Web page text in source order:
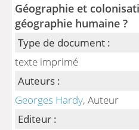
Géographie et
géographie humaine ?
Type de document :
texte imprimé
Auteurs :
Georges Hardy, Auteur
Editeur :